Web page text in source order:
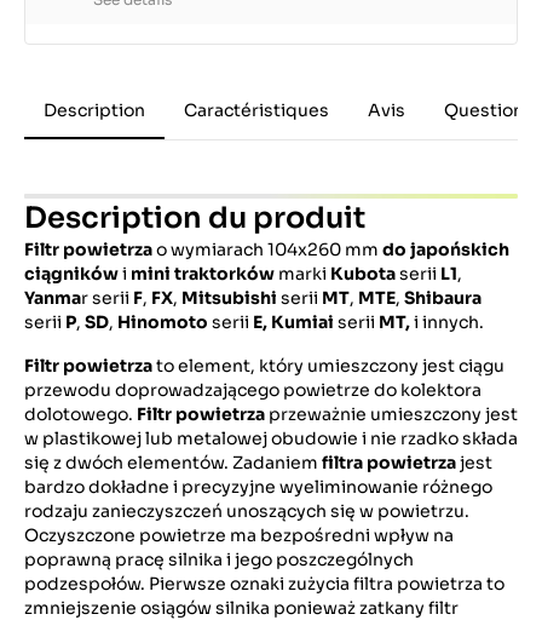
Description Caractéristiques Avis Questions
Description du produit
Filtr powietrzao wymiarach 104x260 mm do japońskich
ciągnikówi mini traktorków marki Kubotaserii L1,
Yanmar serii F, FX, Mitsubishi serii MT, MTE, Shibaura
serii P, SD, Hinomoto serii E, Kumiai serii MT,i innych.
Filtr powietrzato element, który umieszczony jest ciągu
przewodu doprowadzającego powietrze do kolektora
dolotowego. Filtr powietrza przeważnie umieszczony jest
w plastikowej lub metalowej obudowie i nie rzadko składa
się z dwóch elementów. Zadaniem filtra powietrzajest
bardzo dokładne i precyzyjne wyeliminowanie różnego
rodzaju zanieczyszczeń unoszących się w powietrzu.
Oczyszczone powietrze ma bezpośredni wpływ na
poprawną pracę silnika i jego poszczególnych
podzespołów. Pierwsze oznaki zużycia filtra powietrza to
zmniejszenie osiągów silnika ponieważ zatkany filtr